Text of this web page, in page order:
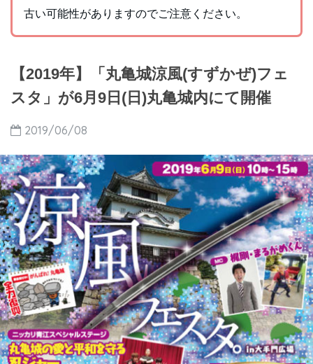
古い可能性がありますのでご注意ください。
【2019年】「丸亀城涼風(すずかぜ)フェ
スタ」が6月9日(日)丸亀城内にて開催
2019/06/08